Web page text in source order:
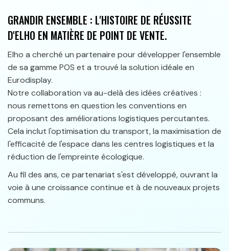
GRANDIR ENSEMBLE : L'HISTOIRE DE RÉUSSITE
D'ELHO EN MATIÈRE DE POINT DE VENTE.
Elho a cherché un partenaire pour développer l'ensemble
de sa gamme POS et a trouvé la solution idéale en
Eurodisplay.
Notre collaboration va au-delà des idées créatives :
nous remettons en question les conventions en
proposant des améliorations logistiques percutantes.
Cela inclut l'optimisation du transport, la maximisation de
l'efficacité de l'espace dans les centres logistiques et la
réduction de l'empreinte écologique.
Au fil des ans, ce partenariat s'est développé, ouvrant la
voie à une croissance continue et à de nouveaux projets
communs.